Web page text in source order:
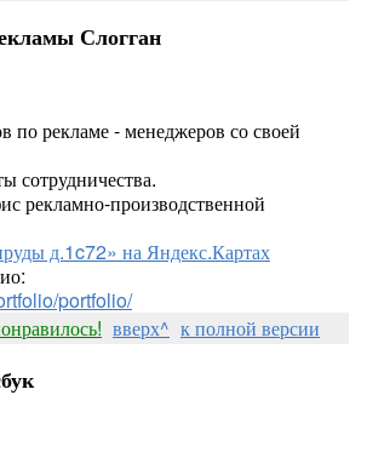
Слогган
по рекламе - менеджеров со своей
сотрудничества.
рекламно-производственной
д.1c72» на Яндекс.Картах
portfolio/
вверх^ к полной версии